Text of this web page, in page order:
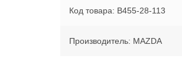
Код товара: B455-28-113
Производитель: MAZDA